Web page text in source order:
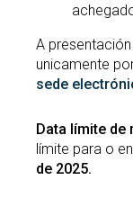
A
unicamente
sede
Data límite de
límite para o
de 2025.